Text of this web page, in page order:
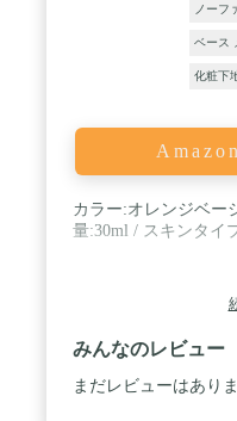
ノーフ
ベース
化粧下
カラー:オレンジベー
量:30ml / スキンタイ
みんなのレビュー
まだレビューはあり